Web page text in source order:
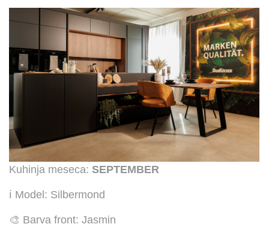
Kuhinja meseca: SEPTEMBER
ℹ️ Model: Silbermond
🎨 Barva front: Jasmin